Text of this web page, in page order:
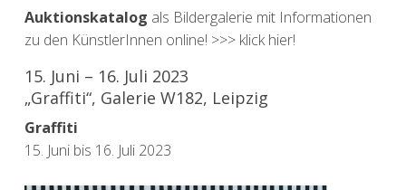
Auktionskatalog als Bildergalerie mit Informationen
zu den KünstlerInnen online! >>> klick hier!
15. Juni – 16. Juli 2023
„Graffiti“, Galerie W182, Leipzig
Graffiti
15. Juni bis 16. Juli 2023